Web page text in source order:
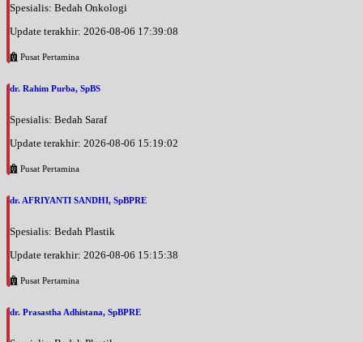
Spesialis: Bedah Onkologi
Update terakhir: 2026-08-06 17:39:08
Pusat Pertamina
dr. Rahim Purba, SpBS
Spesialis: Bedah Saraf
Update terakhir: 2026-08-06 15:19:02
Pusat Pertamina
dr. AFRIYANTI SANDHI, SpBPRE
Spesialis: Bedah Plastik
Update terakhir: 2026-08-06 15:15:38
Pusat Pertamina
dr. Prasastha Adhistana, SpBPRE